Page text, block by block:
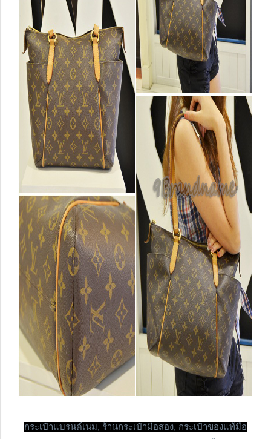
กระเป๋าแบรนด์เนม, ร้านกระเป๋ามือสอง, กระเป๋าของแท้มือ